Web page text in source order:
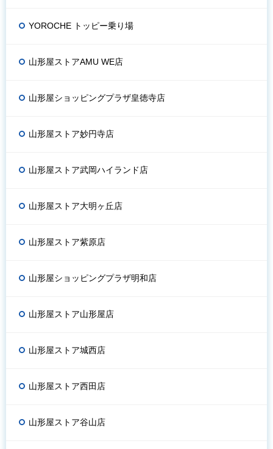
YOROCHE トッピー乗り場
山形屋ストアAMU WE店
山形屋ショッピングプラザ皇徳寺店
山形屋ストア妙円寺店
山形屋ストア武岡ハイランド店
山形屋ストア大明ヶ丘店
山形屋ストア紫原店
山形屋ショッピングプラザ明和店
山形屋ストア山形屋店
山形屋ストア城西店
山形屋ストア西田店
山形屋ストア谷山店